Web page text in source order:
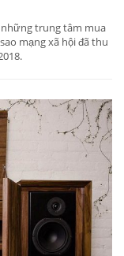
trung tâm mua
mạng xã hội đã thu